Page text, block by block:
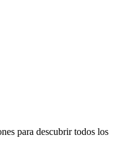
para descubrir todos los